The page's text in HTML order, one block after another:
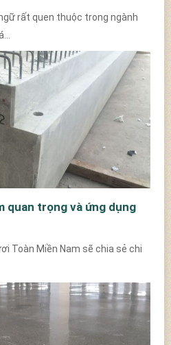
rất quen thuộc trong ngành
quan trọng và ứng dụng
Toàn Miền Nam sẽ chia sẻ chi